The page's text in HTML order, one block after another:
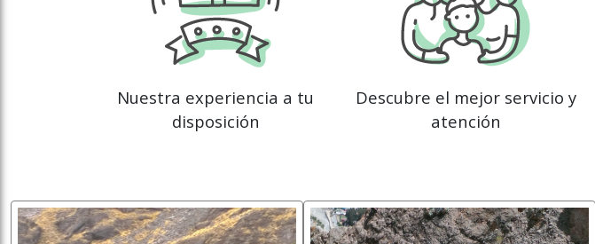
Nuestra experiencia a tu
disposición
Descubre el mejor servicio y
atención